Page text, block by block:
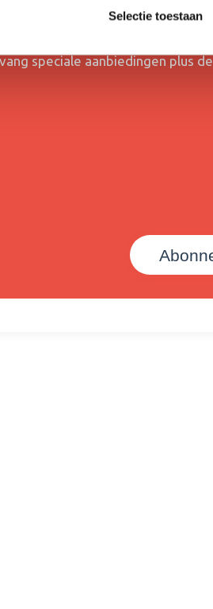
Selectie toestaan
speciale aanbiedingen plus de